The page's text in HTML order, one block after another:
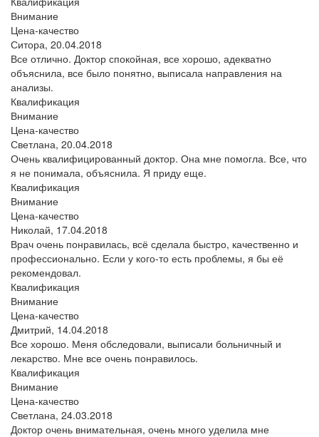
Внимание
Цена-качество
Ситора, 20.04.2018
Все отлично. Доктор спокойная, все хорошо, адекватно
объяснила, все было понятно, выписала направления на
анализы.
Квалификация
Внимание
Цена-качество
Светлана, 20.04.2018
Очень квалифицированный доктор. Она мне помогла. Все, что
я не понимала, объяснила. Я приду еще.
Квалификация
Внимание
Цена-качество
Николай, 17.04.2018
Врач очень понравилась, всё сделала быстро, качественно и
профессионально. Если у кого-то есть проблемы, я бы её
рекомендовал.
Квалификация
Внимание
Цена-качество
Дмитрий, 14.04.2018
Все хорошо. Меня обследовали, выписали больничный и
лекарство. Мне все очень понравилось.
Квалификация
Внимание
Цена-качество
Светлана, 24.03.2018
Доктор очень внимательная, очень много уделила мне